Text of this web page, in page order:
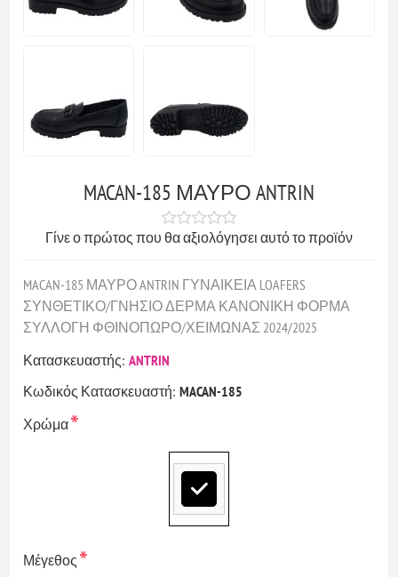
MACAN-185 ΜΑΥΡΟ ANTRIN
Γίνε ο πρώτος που θα αξιολόγησει αυτό το προϊόν
MACAN-185 ΜΑΥΡΟ ANTRIN ΓΥΝΑΙΚΕΙΑ LOAFERS
ΣΥΝΘΕΤΙΚΟ/ΓΝΗΣΙΟ ΔΕΡΜΑ ΚΑΝΟΝΙΚΗ ΦΟΡΜΑ
ΣΥΛΛΟΓΗ ΦΘΙΝΟΠΩΡΟ/ΧΕΙΜΩΝΑΣ 2024/2025
Κατασκευαστής: ANTRIN
Κωδικός Κατασκευαστή: MACAN-185
Χρώμα*
Μέγεθος*